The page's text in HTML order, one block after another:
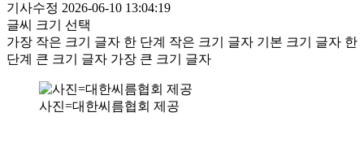
기사수정 2026-06-10 13:04:19
글씨 크기 선택
가장 작은 크기 글자 한 단계 작은 크기 글자 기본 크기 글자 한
단계 큰 크기 글자 가장 큰 크기 글자
사진=대한씨름협회 제공